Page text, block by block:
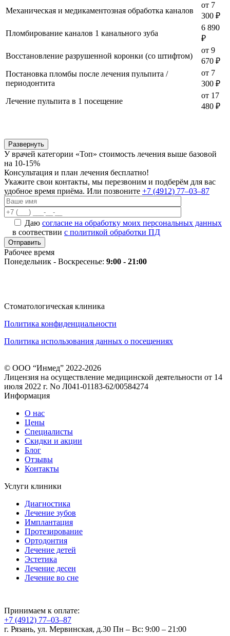
Механическая и медикаментозная обработка каналов
от 7
300 ₽
Пломбирование каналов 1 канального зуба
6 890
₽
Восстановление разрушенной коронки (со штифтом)
от 9
670 ₽
Постановка пломбы после лечения пульпита /
периодонтита
от 7
300 ₽
Лечение пульпита в 1 посещение
от 17
480 ₽
Развернуть
У врачей категории «Топ» стоимость лечения выше базовой
на 10-15%
Консультация и план лечения бесплатно!
Укажите свои контакты, мы перезвоним и подберём для вас
удобное время приёма. Или позвоните +7 (4912) 77‒03‒87
Даю согласие на обработку моих персональных данных
в соотвествии с политикой обработки ПД
Рабочее время
Понедельник - Воскресенье: 9:00 - 21:00
Стоматологическая клиника
Политика конфиденциальности
Политика использования данных о посещениях
© ООО “Инмед” 2022-2026
Лицензия на осуществление медицинской деятельности от 14
июля 2022 г. No Л041-01183-62/00584274
Информация
О нас
Цены
Специалисты
Скидки и акции
Блог
Отзывы
Контакты
Услуги клиники
Диагностика
Лечение зубов
Имплантация
Протезирование
Ортодонтия
Лечение детей
Эстетика
Лечение десен
Лечение во сне
Принимаем к оплате:
+7 (4912) 77‒03‒87
г. Рязань, ул. Мервинская, д.30 Пн – Вс: 9:00 – 21:00